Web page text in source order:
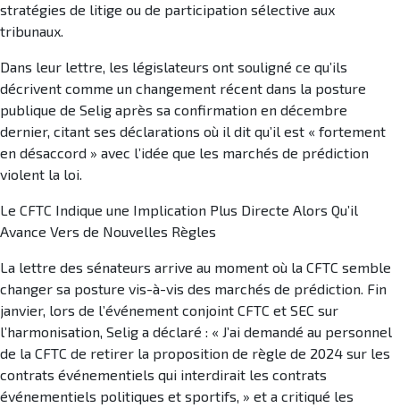
stratégies de litige ou de participation sélective aux
tribunaux.
Dans leur lettre, les législateurs ont souligné ce qu’ils
décrivent comme un changement récent dans la posture
publique de Selig après sa confirmation en décembre
dernier, citant ses déclarations où il dit qu’il est « fortement
en désaccord » avec l’idée que les marchés de prédiction
violent la loi.
Le CFTC Indique une Implication Plus Directe Alors Qu’il
Avance Vers de Nouvelles Règles
La lettre des sénateurs arrive au moment où la CFTC semble
changer sa posture vis-à-vis des marchés de prédiction. Fin
janvier, lors de l’événement conjoint CFTC et SEC sur
l’harmonisation, Selig a déclaré : « J’ai demandé au personnel
de la CFTC de retirer la proposition de règle de 2024 sur les
contrats événementiels qui interdirait les contrats
événementiels politiques et sportifs, » et a critiqué les